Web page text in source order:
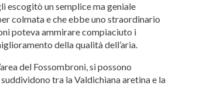
escogitò un semplice ma geniale
colmata e che ebbe uno straordinario
poteva ammirare compiaciuto i
della qualità dell’aria.
del Fossombroni, si possono
tra la Valdichiana aretina e la